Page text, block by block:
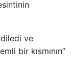
ve
bir kısmının”